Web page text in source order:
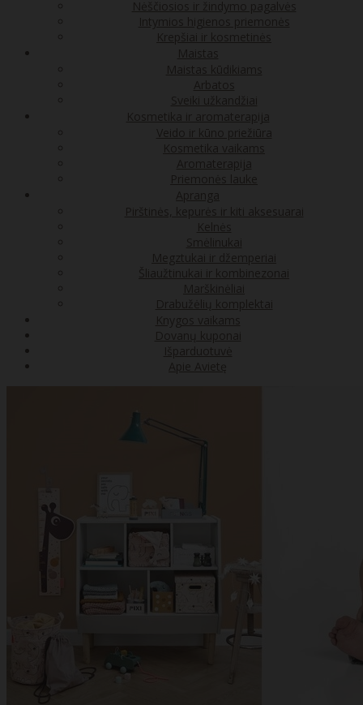
Nėščiosios ir žindymo pagalvės
Intymios higienos priemonės
Krepšiai ir kosmetinės
Maistas
Maistas kūdikiams
Arbatos
Sveiki užkandžiai
Kosmetika ir aromaterapija
Veido ir kūno priežiūra
Kosmetika vaikams
Aromaterapija
Priemonės lauke
Apranga
Pirštinės, kepurės ir kiti aksesuarai
Kelnės
Smėlinukai
Megztukai ir džemperiai
Šliaužtinukai ir kombinezonai
Marškinėliai
Drabužėlių komplektai
Knygos vaikams
Dovanų kuponai
Išparduotuvė
Apie Avietę